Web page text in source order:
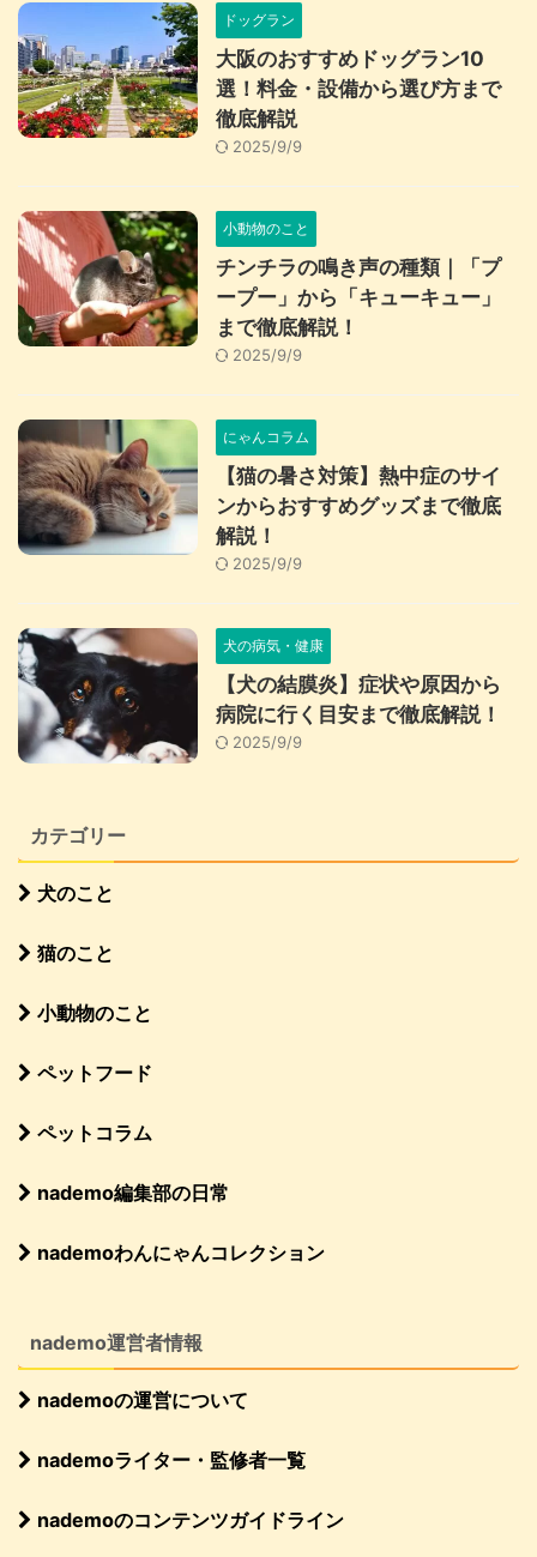
ドッグラン
大阪のおすすめドッグラン10
選！料金・設備から選び方まで
徹底解説
2025/9/9
小動物のこと
チンチラの鳴き声の種類｜「プ
ープー」から「キューキュー」
まで徹底解説！
2025/9/9
にゃんコラム
【猫の暑さ対策】熱中症のサイ
ンからおすすめグッズまで徹底
解説！
2025/9/9
犬の病気・健康
【犬の結膜炎】症状や原因から
病院に行く目安まで徹底解説！
2025/9/9
カテゴリー
犬のこと
猫のこと
小動物のこと
ペットフード
ペットコラム
nademo編集部の日常
nademoわんにゃんコレクション
nademo運営者情報
nademoの運営について
nademoライター・監修者一覧
nademoのコンテンツガイドライン